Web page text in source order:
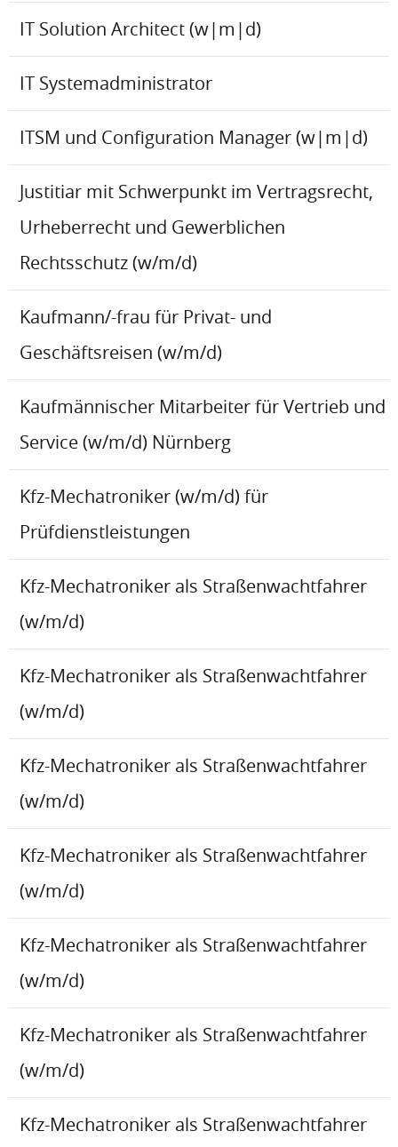
IT Solution Architect (w|m|d)
IT Systemadministrator
ITSM und Configuration Manager (w|m|d)
Justitiar mit Schwerpunkt im Vertragsrecht,
Urheberrecht und Gewerblichen
Rechtsschutz (w/m/d)
Kaufmann/-frau für Privat- und
Geschäftsreisen (w/m/d)
Kaufmännischer Mitarbeiter für Vertrieb und
Service (w/m/d) Nürnberg
Kfz-Mechatroniker (w/m/d) für
Prüfdienstleistungen
Kfz-Mechatroniker als Straßenwachtfahrer
(w/m/d)
Kfz-Mechatroniker als Straßenwachtfahrer
(w/m/d)
Kfz-Mechatroniker als Straßenwachtfahrer
(w/m/d)
Kfz-Mechatroniker als Straßenwachtfahrer
(w/m/d)
Kfz-Mechatroniker als Straßenwachtfahrer
(w/m/d)
Kfz-Mechatroniker als Straßenwachtfahrer
(w/m/d)
Kfz-Mechatroniker als Straßenwachtfahrer